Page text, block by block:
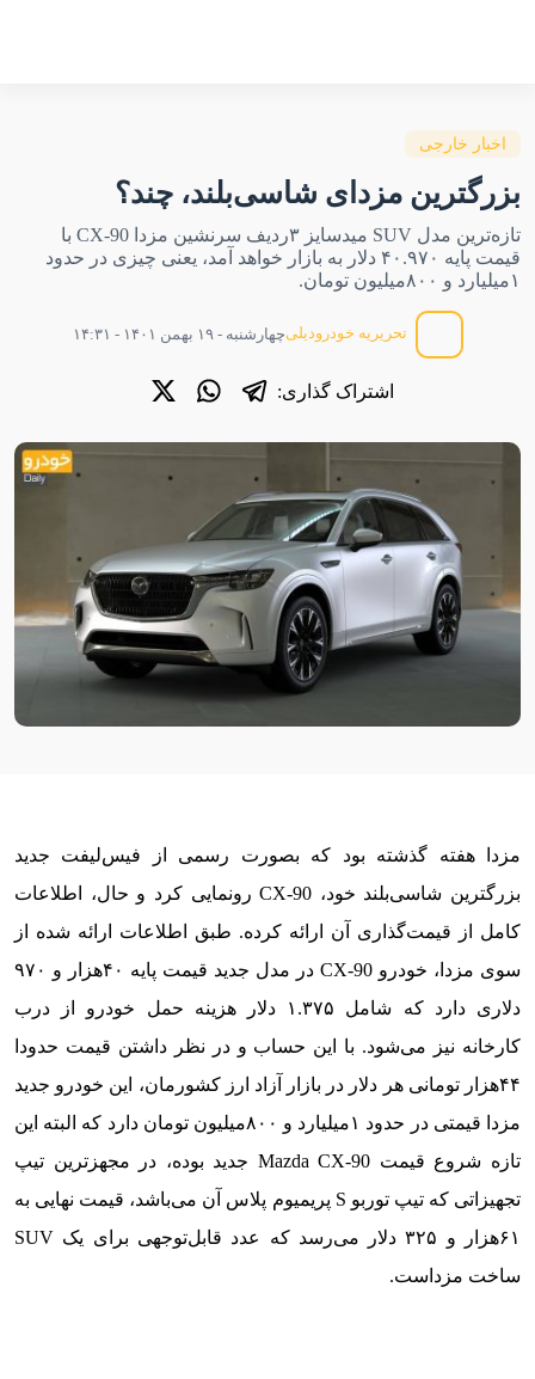
اخبار خارجی
بزرگترین مزدای شاسی‌بلند، چند؟
تازه‌ترین مدل SUV میدسایز ۳ردیف سرنشین مزدا CX-90 با
قیمت پایه ۴۰.۹۷۰ دلار به بازار خواهد آمد، یعنی چیزی در حدود
۱میلیارد و ۸۰۰میلیون تومان.
تحریریه خودرودیلیچهارشنبه - ۱۹ بهمن ۱۴۰۱ - ۱۴:۳۱
اشتراک گذاری:
مزدا هفته گذشته بود که بصورت رسمی از فیس‌لیفت جدید
بزرگترین شاسی‌بلند خود، CX-90 رونمایی کرد و حال، اطلاعات
کامل از قیمت‌گذاری آن ارائه کرده. طبق اطلاعات ارائه شده از
سوی مزدا، خودرو CX-90 در مدل جدید قیمت پایه ۴۰هزار و ۹۷۰
دلاری دارد که شامل ۱.۳۷۵ دلار هزینه حمل خودرو از درب
کارخانه نیز می‌شود. با این حساب و در نظر داشتن قیمت حدودا
۴۴هزار تومانی هر دلار در بازار آزاد ارز کشورمان، این خودرو جدید
مزدا قیمتی در حدود ۱میلیارد و ۸۰۰میلیون تومان دارد که البته این
تازه شروع قیمت Mazda CX-90 جدید بوده، در مجهزترین تیپ
تجهیزاتی که تیپ توربو S پریمیوم پلاس آن می‌باشد، قیمت نهایی به
۶۱هزار و ۳۲۵ دلار می‌رسد که عدد قابل‌توجهی برای یک SUV
ساخت مزداست.